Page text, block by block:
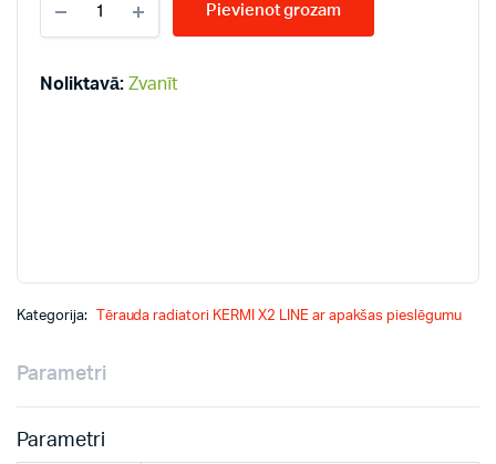
LINE-
V
900*1800
Pievienot grozam
Noliktavā: Zvanīt
Kategorija: Tērauda radiatori KERMI X2 LINE ar apakšas pieslēgumu
Parametri
Parametri